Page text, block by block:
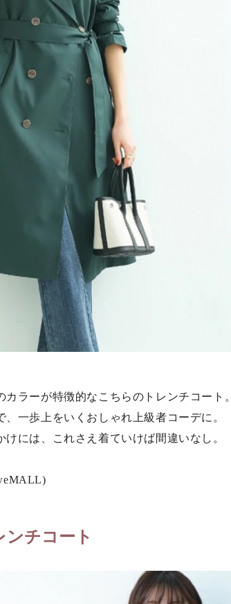
ラーが特徴的なこちらのトレンチコート。
一歩上をいくおしゃれ上級者コーデに。
には、これさえ着ていけば間違いなし。
チコート